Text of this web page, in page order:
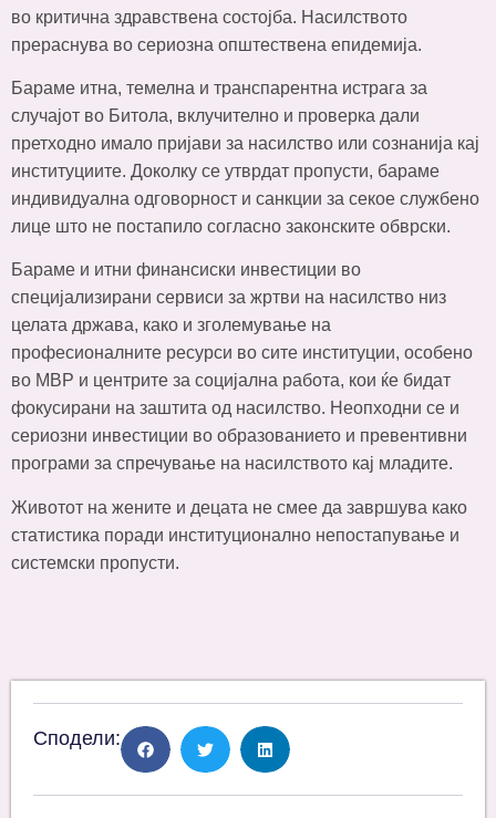
во критична здравствена состојба. Насилството
прераснува во сериозна општествена епидемија.
Бараме итна, темелна и транспарентна истрага за
случајот во Битола, вклучително и проверка дали
претходно имало пријави за насилство или сознанија кај
институциите. Доколку се утврдат пропусти, бараме
индивидуална одговорност и санкции за секое службено
лице што не постапило согласно законските обврски.
Бараме и итни финансиски инвестиции во
специјализирани сервиси за жртви на насилство низ
целата држава, како и зголемување на
професионалните ресурси во сите институции, особено
во МВР и центрите за социјална работа, кои ќе бидат
фокусирани на заштита од насилство. Неопходни се и
сериозни инвестиции во образованието и превентивни
програми за спречување на насилството кај младите.
Животот на жените и децата не смее да завршува како
статистика поради институционално непостапување и
системски пропусти.
Сподели: